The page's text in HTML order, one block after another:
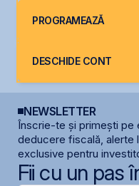
PROGRAMEAZĂ
DESCHIDE CONT
NEWSLETTER
Înscrie-te și primești pe
deducere fiscală, alerte
exclusive pentru
Fii cu un pas